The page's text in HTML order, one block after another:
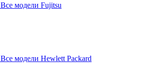
Все модели Fujitsu
Все модели Hewlett Packard